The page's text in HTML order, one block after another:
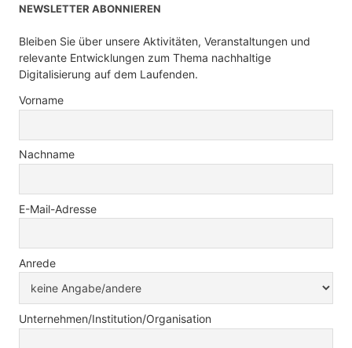
NEWSLETTER ABONNIEREN
Bleiben Sie über unsere Aktivitäten, Veranstaltungen und
relevante Entwicklungen zum Thema nachhaltige
Digitalisierung auf dem Laufenden.
Vorname
Nachname
E-Mail-Adresse
Anrede
Unternehmen/Institution/Organisation